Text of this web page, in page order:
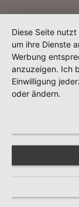
Diese Seite
um ihre Dienste
Werbung
anzuzeigen. Ich
Einwilligung
oder ändern.